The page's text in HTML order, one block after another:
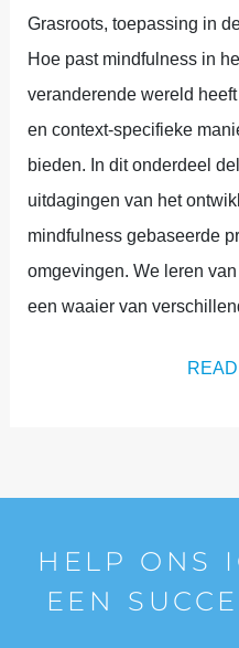
Grasroots, toepassing in
Hoe past mindfulness in
veranderende wereld
en context-specifieke
bieden. In dit onderdeel
uitdagingen van het
mindfulness gebaseerde
omgevingen. We leren
een waaier van
HELP ONS
EEN